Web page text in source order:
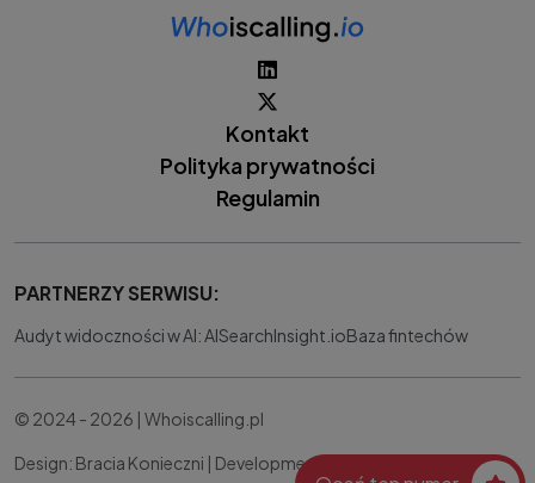
Kontakt
Polityka prywatności
Regulamin
PARTNERZY SERWISU:
Audyt widoczności w AI: AISearchInsight.ioBaza fintechów
© 2024 - 2026 | Whoiscalling.pl
Design: Bracia Konieczni | Development: